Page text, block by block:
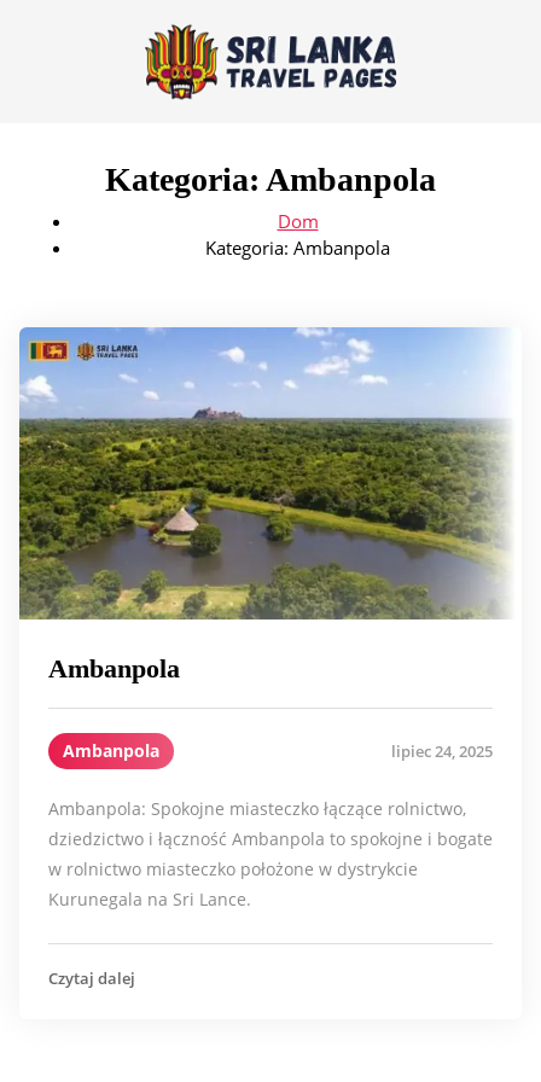
Kategoria: Ambanpola
Dom
Kategoria: Ambanpola
Ambanpola
Ambanpola lipiec 24, 2025
Ambanpola: Spokojne miasteczko łączące rolnictwo,
dziedzictwo i łączność Ambanpola to spokojne i bogate
w rolnictwo miasteczko położone w dystrykcie
Kurunegala na Sri Lance.
Czytaj dalej